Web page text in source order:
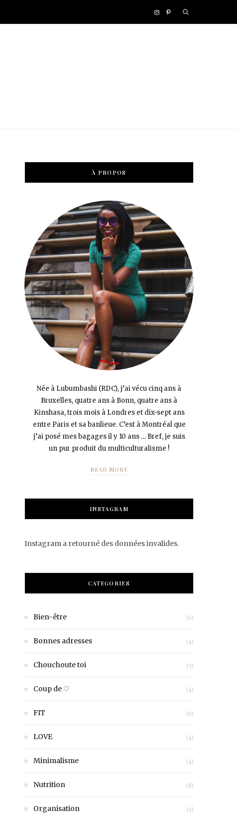
I P
À PROPOS
Née à Lubumbashi (RDC), j’ai vécu cinq ans à
Bruxelles, quatre ans à Bonn, quatre ans à
Kinshasa, trois mois à Londres et dix-sept ans
entre Paris et sa banlieue. C’est à Montréal que
j’ai posé mes bagages il y 10 ans … Bref, je suis
un pur produit du multiculturalisme !
READ MORE
INSTAGRAM
Instagram a retourné des données invalides.
CATEGORIES
Bien-être (6)
Bonnes adresses (4)
Chouchoute toi (3)
Coup de ♡ (4)
FIT (9)
LOVE (4)
Minimalisme (4)
Nutrition (8)
Organisation (2)